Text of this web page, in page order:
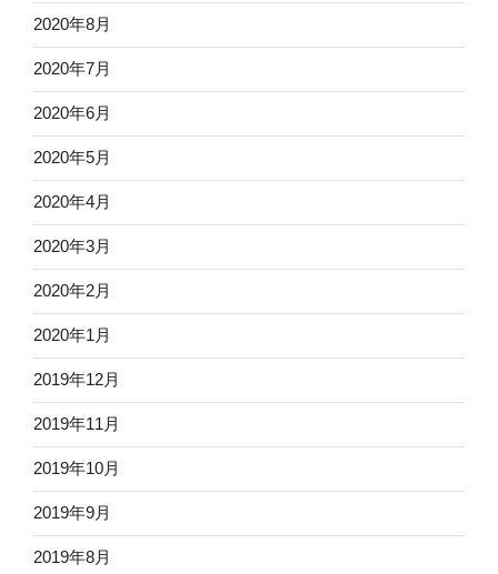
2020年8月
2020年7月
2020年6月
2020年5月
2020年4月
2020年3月
2020年2月
2020年1月
2019年12月
2019年11月
2019年10月
2019年9月
2019年8月